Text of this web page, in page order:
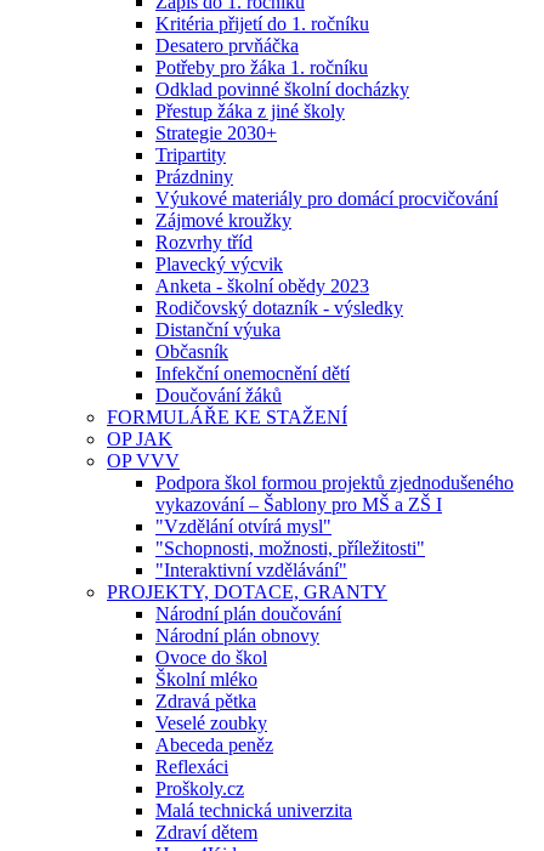
Kritéria přijetí do 1. ročníku
Desatero prvňáčka
Potřeby pro žáka 1. ročníku
Odklad povinné školní docházky
Přestup žáka z jiné školy
Strategie 2030+
Tripartity
Prázdniny
Výukové materiály pro domácí procvičování
Zájmové kroužky
Rozvrhy tříd
Plavecký výcvik
Anketa - školní obědy 2023
Rodičovský dotazník - výsledky
Distanční výuka
Občasník
Infekční onemocnění dětí
Doučování žáků
FORMULÁŘE KE STAŽENÍ
OP JAK
OP VVV
Podpora škol formou projektů zjednodušeného
vykazování – Šablony pro MŠ a ZŠ I
"Vzdělání otvírá mysl"
"Schopnosti, možnosti, příležitosti"
"Interaktivní vzdělávání"
PROJEKTY, DOTACE, GRANTY
Národní plán doučování
Národní plán obnovy
Ovoce do škol
Školní mléko
Zdravá pětka
Veselé zoubky
Abeceda peněz
Reflexáci
Proškoly.cz
Malá technická univerzita
Zdraví dětem